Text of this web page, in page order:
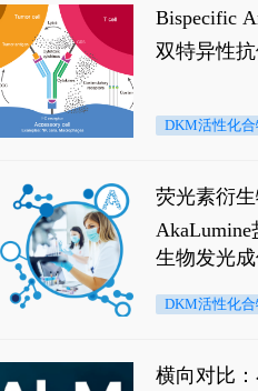
Bispecific
双特异性
DKM活性化合
荧光素衍
穿透能力
生物发光成
DKM活性化合
横向对比